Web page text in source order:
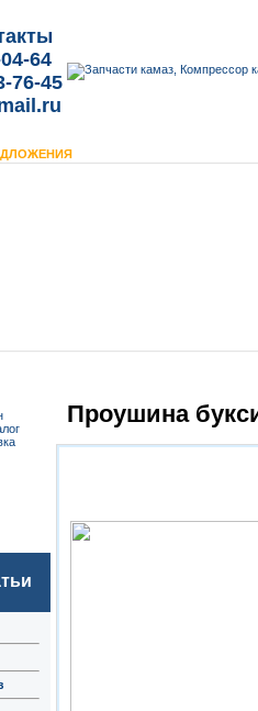
64
76-45
Проушина